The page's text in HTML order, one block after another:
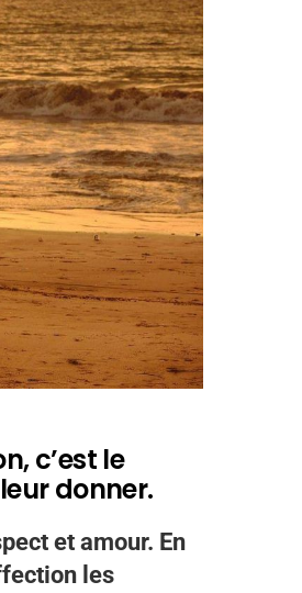
c’est le
donner.
et amour. En
les